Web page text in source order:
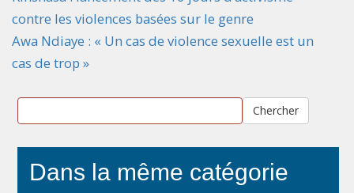
contre les violences basées sur le genre
Awa Ndiaye : « Un cas de violence sexuelle est un
cas de trop »
Chercher
Dans la même catégorie